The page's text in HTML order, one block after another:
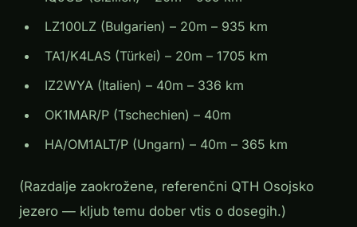
LZ100LZ (Bulgarien) – 20m – 935 km
TA1/K4LAS (Türkei) – 20m – 1705 km
IZ2WYA (Italien) – 40m – 336 km
OK1MAR/P (Tschechien) – 40m
HA/OM1ALT/P (Ungarn) – 40m – 365 km
(Razdalje zaokrožene, referenčni QTH Osojsko
jezero — kljub temu dober vtis o dosegih.)